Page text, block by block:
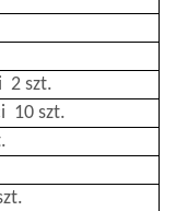
2 szt.
10 szt.